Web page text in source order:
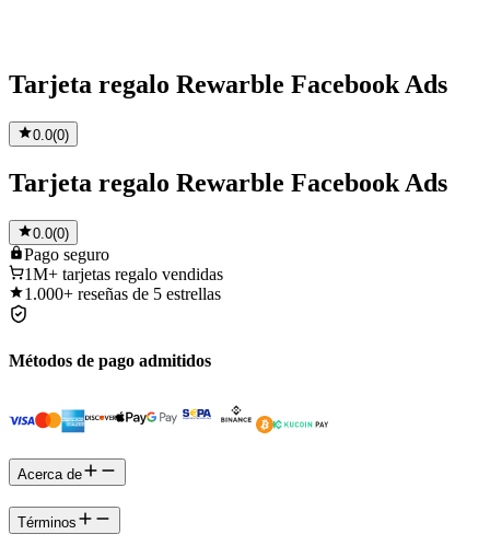
Tarjeta regalo Rewarble Facebook Ads
0.0(0)
Tarjeta regalo Rewarble Facebook Ads
0.0(0)
Pago seguro
1M+ tarjetas regalo vendidas
1.000+ reseñas de 5 estrellas
Métodos de pago admitidos
Acerca de
Términos